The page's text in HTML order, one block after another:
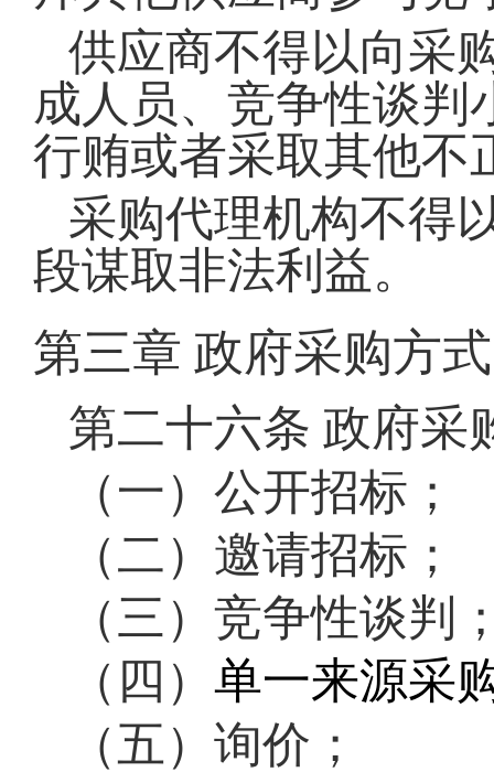
供应商不得以向采
成人员、竞争性谈判
行贿或者采取其他不
采购代理机构不得
段谋取非法利益。
第三章 政府采购方式
第二十六条 政府采
（一）公开招标；
（二）邀请招标；
（三）竞争性谈判
（四） 单一来源采
（五）询价；